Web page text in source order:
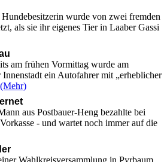
wurde von zwei fremden
als sie ihr eigenes Tier in Laaber Gassi
am frühen Vormittag wurde am
ein Autofahrer mit „erheblicher
(Mehr)
aus Postbauer-Heng bezahlte bei
- und wartet noch immer auf die
Wahlkreisversammlung in Pyrbaum